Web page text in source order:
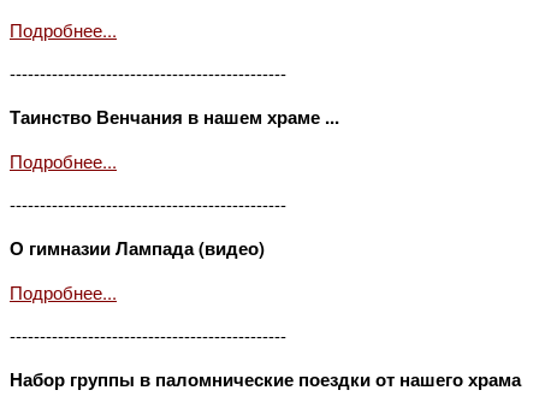
Подробнее...
----------------------------------------------
Таинство Венчания в нашем храме ...
Подробнее...
----------------------------------------------
О гимназии Лампада (видео)
Подробнее...
----------------------------------------------
Набор группы в паломнические поездки от нашего храма